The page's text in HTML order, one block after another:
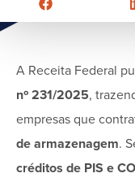
A Receita Federal
nº 231/2025,
empresas que
de armazenagem.
créditos de PIS e